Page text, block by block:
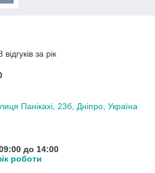
за рік
Панікахі, 23б, Дніпро, Україна
до 14:00
роботи